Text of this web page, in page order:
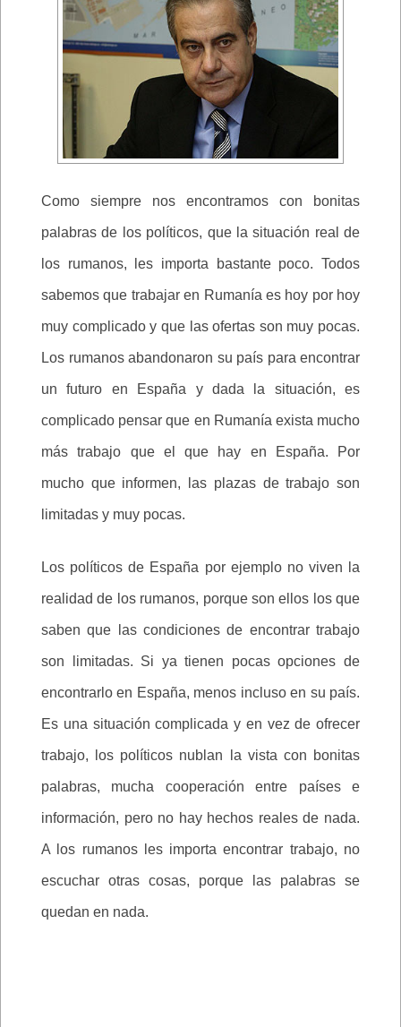
Como siempre nos encontramos con bonitas
palabras de los políticos, que la situación real de
los rumanos, les importa bastante poco. Todos
sabemos que trabajar en Rumanía es hoy por hoy
muy complicado y que las ofertas son muy pocas.
Los rumanos abandonaron su país para encontrar
un futuro en España y dada la situación, es
complicado pensar que en Rumanía exista mucho
más trabajo que el que hay en España. Por
mucho que informen, las plazas de trabajo son
limitadas y muy pocas.
Los políticos de España por ejemplo no viven la
realidad de los rumanos, porque son ellos los que
saben que las condiciones de encontrar trabajo
son limitadas. Si ya tienen pocas opciones de
encontrarlo en España, menos incluso en su país.
Es una situación complicada y en vez de ofrecer
trabajo, los políticos nublan la vista con bonitas
palabras, mucha cooperación entre países e
información, pero no hay hechos reales de nada.
A los rumanos les importa encontrar trabajo, no
escuchar otras cosas, porque las palabras se
quedan en nada.